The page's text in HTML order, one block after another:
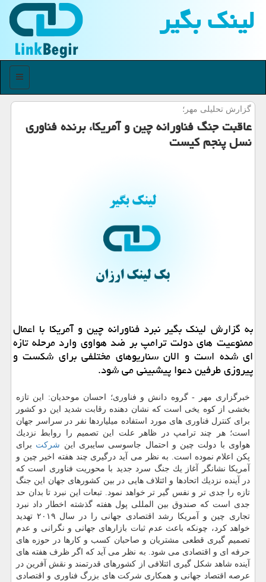
لینك بگیر
منو
گزارش تحلیلی مهر؛
عاقبت جنگ فناورانه چین و آمریكا، برنده فناوری
نسل پنجم كیست
به گزارش لینك بگیر نبرد فناورانه چین و آمریكا با اعمال
ممنوعیت های دولت ترامپ بر ضد هواوی وارد مرحله تازه
ای شده است و الان سناریوهای مختلفی برای شكست و
پیروزی طرفین دعوا پیشبینی می شود.
خبرگزاری مهر - گروه دانش و فناوری؛ احسان موحدیان: این تازه
بخشی از كوه یخی است كه نشان دهنده رقابت شدید این دو كشور
برای كنترل فناوری های مورد استفاده میلیاردها نفر در سراسر جهان
است؛ هر چند ترامپ در ظاهر علت این تصمیم را روابط نزدیك
هواوی با دولت چین و احتمال جاسوسی سایبری این شركت برای
پكن اعلام نموده است. به نظر می آید درگیری چند هفته اخیر چین و
آمریكا نشانگر آغاز یك جنگ سرد جدید با محوریت فناوری است كه
در آینده نزدیك اتحادها و ائتلاف هایی در بین كشورهای جهان این جنگ
تازه را جدی تر و نفس گیر تر خواهد نمود. تبعات این نبرد تا بدان حد
جدی است كه صندوق بین المللی پول هفته گذشته اخطار داد نبرد
تجاری چین و آمریكا رشد اقتصادی جهانی را در سال ۲۰۱۹ تهدید
خواهد كرد، چونكه باعث عدم ثبات بازارهای جهانی و نگرانی و عدم
تصمیم گیری قطعی مشتریان و صاحبان كسب و كارها در حوزه های
حرفه ای و اقتصادی می شود. به نظر می آید كه اگر ظرف هفته های
آینده شاهد شكل گیری ائتلافی از كشورهای قدرتمند و نقش آفرین در
عرصه اقتصاد جهانی و همكاری شركت های بزرگ فناوری و اقتصادی